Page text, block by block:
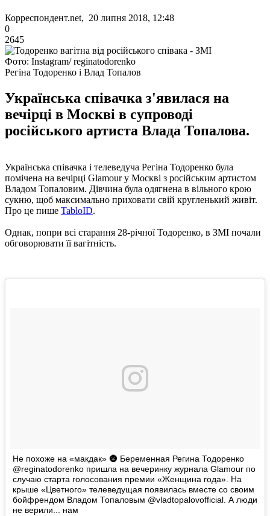
Корреспондент.net, 20 липня 2018, 12:48
0
2645
Фото: Instagram/ reginatodorenko
Регіна Тодоренко і Влад Топалов
Українська співачка з'явилася на
вечірці в Москві в супроводі
російського артиста Влада Топалова.
Українська співачка і телеведуча Регіна Тодоренко була
помічена на вечірці Glamour у Москві з російським артистом
Владом Топаловим. Дівчина була одягнена в вільного крою
сукню, щоб максимально приховати свій кругленький живіт.
Про це пише TabloID.
Однак, попри всі старання 28-річної Тодоренко, в ЗМІ почали
обговорювати її вагітність.
Не похоже на «макдак» 🌚 Беременная Регина Тодоренко
@reginatodorenko пришла на вечеринку журнала Glamour по
случаю старта голосования премии «Женщина года». На
крыше «Цветного» телеведущая появилась вместе со своим
бойфрендом Владом Топаловым @vladtopalovofficial. А люди
не верили... нам